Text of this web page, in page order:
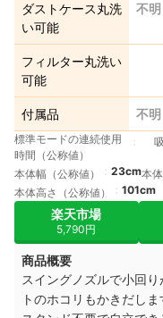
ダストケース丸洗
い可能
不明
フィルター丸洗い
可能
付属品 不明
標準モードの連続使用
時間（公称値）
本体幅（公称値） 23cm本
本体高さ（公称値）
101cm
楽天市場
5,790円
商品概要
スイングノズルで小回
トのホコリもかきだし